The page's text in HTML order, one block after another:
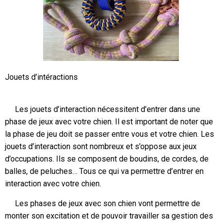
Jouets d’intéractions
Les jouets d’interaction nécessitent d’entrer dans une
phase de jeux avec votre chien. Il est important de noter que
la phase de jeu doit se passer entre vous et votre chien. Les
jouets d’interaction sont nombreux et s’oppose aux jeux
d’occupations. Ils se composent de boudins, de cordes, de
balles, de peluches… Tous ce qui va permettre d’entrer en
interaction avec votre chien.
Les phases de jeux avec son chien vont permettre de
monter son excitation et de pouvoir travailler sa gestion des